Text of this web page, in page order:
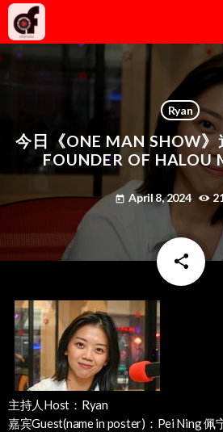
Ryan
今日《ONE MAN SHOW
FOUNDER OF HALOU
today April 8, 2024
share
email
主持人Host：Ryan
嘉宾Guest(name in poster)：Pei Ning 佩